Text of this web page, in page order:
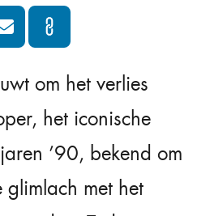
om het verlies
het iconische
’90, bekend om
glimlach met het